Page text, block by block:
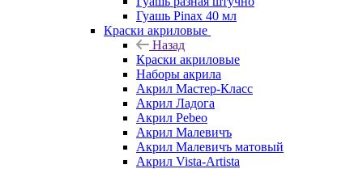
Гуашь Pinax 40 мл
Краски акриловые
Назад
Краски акриловые
Наборы акрила
Акрил Мастер-Класс
Акрил Ладога
Акрил Pebeo
Акрил Малевичъ
Акрил Малевичъ матовый
Акрил Vista-Artista